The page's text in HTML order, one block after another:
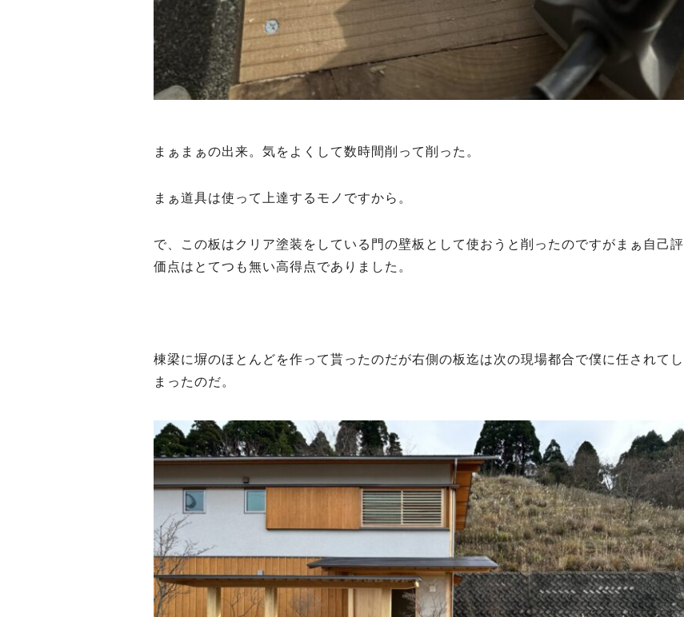
まぁまぁの出来。気をよくして数時間削って削った。
まぁ道具は使って上達するモノですから。
で、この板はクリア塗装をしている門の壁板として使おうと削ったのですがまぁ自己評
価点はとてつも無い高得点でありました。
棟梁に塀のほとんどを作って貰ったのだが右側の板迄は次の現場都合で僕に任されてし
まったのだ。